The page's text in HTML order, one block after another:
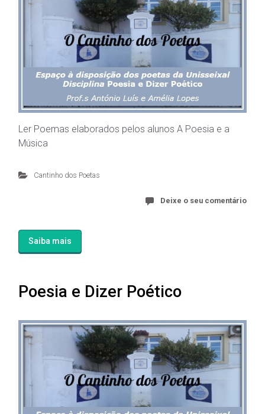
Ler Poemas elaborados pelos alunos A Poesia e a
Música
Cantinho dos Poetas
Deixe o seu comentário
Saiba mais
Poesia e Dizer Poético